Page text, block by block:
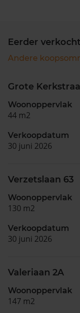
Eerder
Andere
Grote
Woonoppervlak
44 m2
Verkoopdatum
30 juni 2026
Verzetslaan 63
Woonoppervlak
130 m2
Verkoopdatum
30 juni 2026
Valeriaan 2A
Woonoppervlak
147 m2